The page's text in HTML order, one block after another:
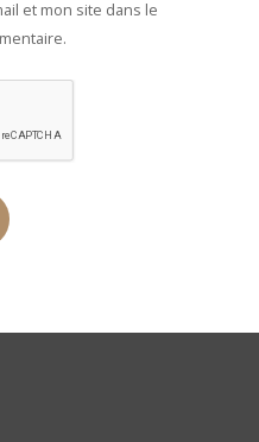
et mon site dans le